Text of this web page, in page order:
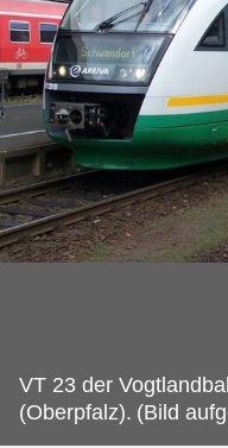
VT 23 der
(Oberpfalz). (Bild